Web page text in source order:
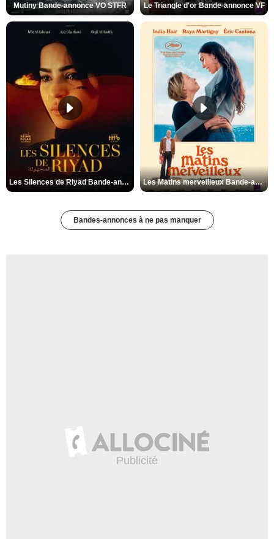
Mutiny Bande-annonce VO STFR Le Triangle d'or Bande-annonce VF
Les Silences de Riyad Bande-annonce VO STFR Les Matins merveilleux Bande-annonce VF
Bandes-annonces à ne pas manquer